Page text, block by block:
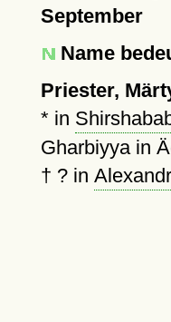
September
Name
Priester,
* in
Gharbiyya in
† ?in